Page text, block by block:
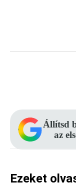
Állítsd
az
Ezeket